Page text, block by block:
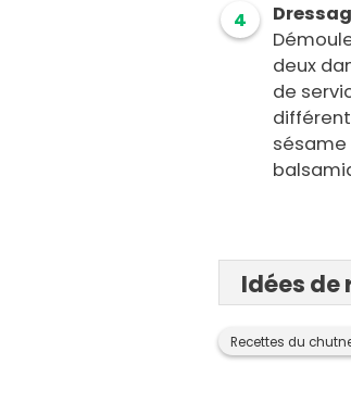
4
deux
de
Idées de
Recettes du